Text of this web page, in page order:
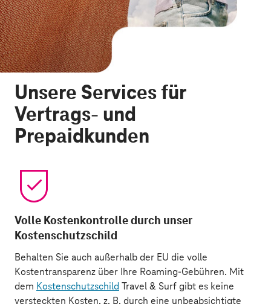
Unsere Services für
Vertrags- und
Prepaidkunden
Volle Kostenkontrolle durch unser
Kostenschutzschild
Behalten Sie auch außerhalb der EU die volle
Kostentransparenz über Ihre Roaming-Gebühren. Mit
dem Kostenschutzschild Travel & Surf gibt es keine
versteckten Kosten, z. B. durch eine unbeabsichtigte